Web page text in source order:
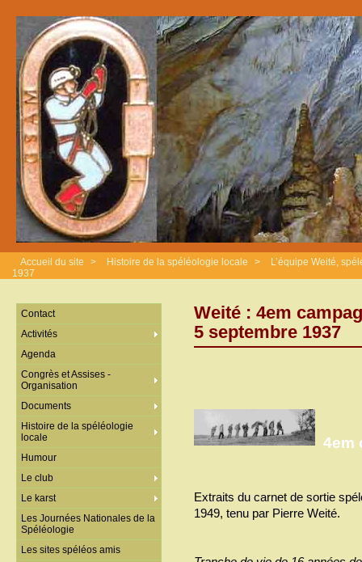
Accueil du site > Histoire de la spéléologie locale >
L’équipe Weité,
1937
Weité : 4em
5 septembre 1937
4em
Extraits du carnet de sortie
1949, tenu par Pierre Weité.
Contact
Activités
Agenda
Congrès et Assises -
Organisation
Documents
Histoire de la spéléologie
locale
Humour
Le club
Le karst
Les Journées Nationales de la
Spéléologie
Les sites spéléos amis